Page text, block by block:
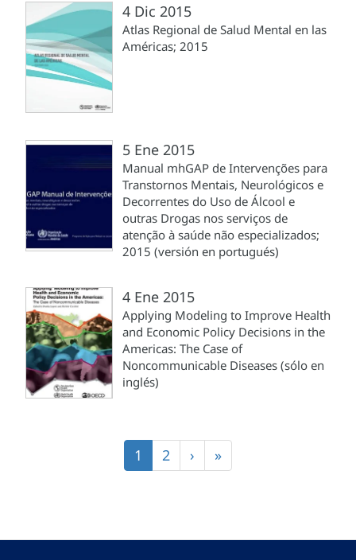
4 Dic 2015
Atlas Regional de Salud Mental en las
Américas; 2015
5 Ene 2015
Manual mhGAP de Intervenções para
Transtornos Mentais, Neurológicos e
Decorrentes do Uso de Álcool e
outras Drogas nos serviços de
atenção à saúde não especializados;
2015 (versión en portugués)
4 Ene 2015
Applying Modeling to Improve Health
and Economic Policy Decisions in the
Americas: The Case of
Noncommunicable Diseases (sólo en
inglés)
Página
actual
1 Página
2
Siguiente
página
›
Última
página
»